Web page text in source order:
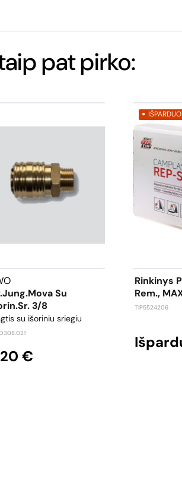
pat pirko:
Su
3/8
su išoriniu sriegiu
€
Rinkinys
Rem.,
TIP5524206